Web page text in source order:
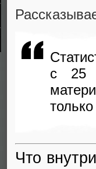
с 25
Что внутри